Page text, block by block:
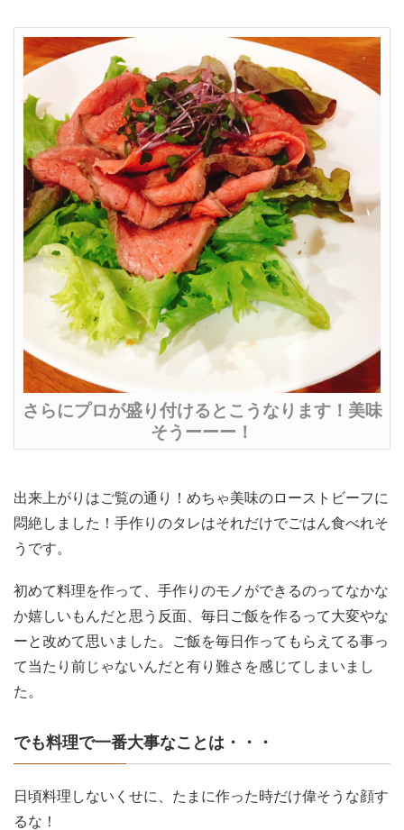
さらにプロが盛り付けるとこうなります！美味
そうーーー！
出来上がりはご覧の通り！めちゃ美味のローストビーフに
悶絶しました！手作りのタレはそれだけでごはん食べれそ
うです。
初めて料理を作って、手作りのモノができるのってなかな
か嬉しいもんだと思う反面、毎日ご飯を作るって大変やな
ーと改めて思いました。ご飯を毎日作ってもらえてる事っ
て当たり前じゃないんだと有り難さを感じてしまいまし
た。
でも料理で一番大事なことは・・・
日頃料理しないくせに、たまに作った時だけ偉そうな顔す
るな！